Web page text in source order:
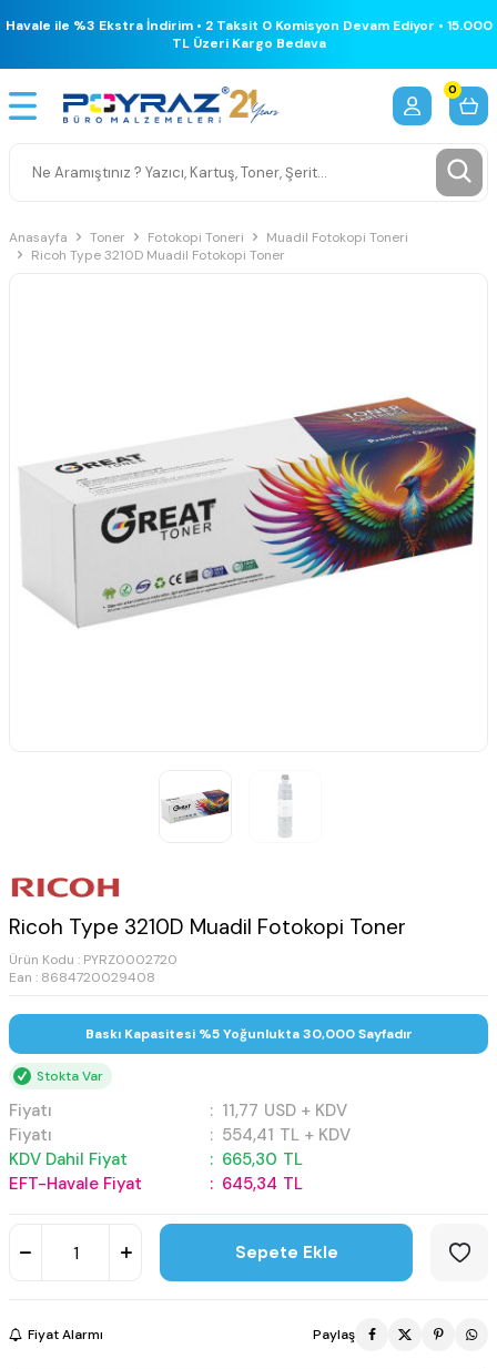
Havale ile %3 Ekstra İndirim • 2 Taksit 0 Komisyon Devam Ediyor • 15.000
TL Üzeri Kargo Bedava
0
Anasayfa Toner Fotokopi Toneri
Muadil Fotokopi Toneri
Ricoh Type 3210D Muadil Fotokopi Toner
Ricoh Type 3210D Muadil Fotokopi Toner
Ürün Kodu : PYRZ0002720
Ean : 8684720029408
Baskı Kapasitesi %5 Yoğunlukta 30,000 Sayfadır
Stokta Var
Fiyatı : 11,77 USD + KDV
Fiyatı
: 554,41 TL + KDV
KDV Dahil Fiyat
: 665,30 TL
EFT-Havale Fiyat
: 645,34 TL
Sepete Ekle
Fiyat Alarmı Paylaş